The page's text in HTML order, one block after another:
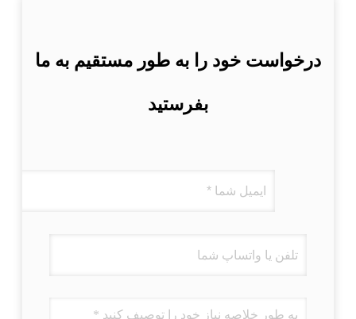
درخواست خود را به طور مستقیم به ما
بفرستید